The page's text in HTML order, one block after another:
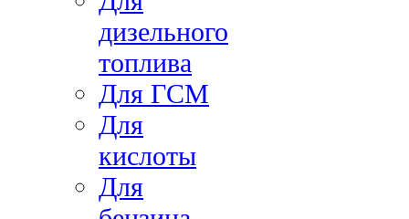
дизельного
топлива
Для ГСМ
Для
кислоты
Для